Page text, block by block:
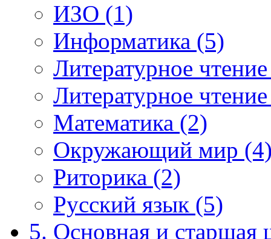
ИЗО (1)
Информатика (5)
Литературное
Литературное
Математика (2)
Окружающий мир
Риторика (2)
Русский язык (5)
5. Основная и старшая